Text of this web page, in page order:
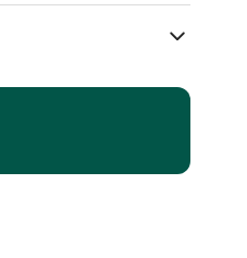
(500 bis 48000 Teile)